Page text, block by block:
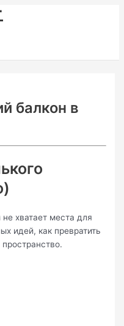
балкон в
хватает места для
идей, как превратить